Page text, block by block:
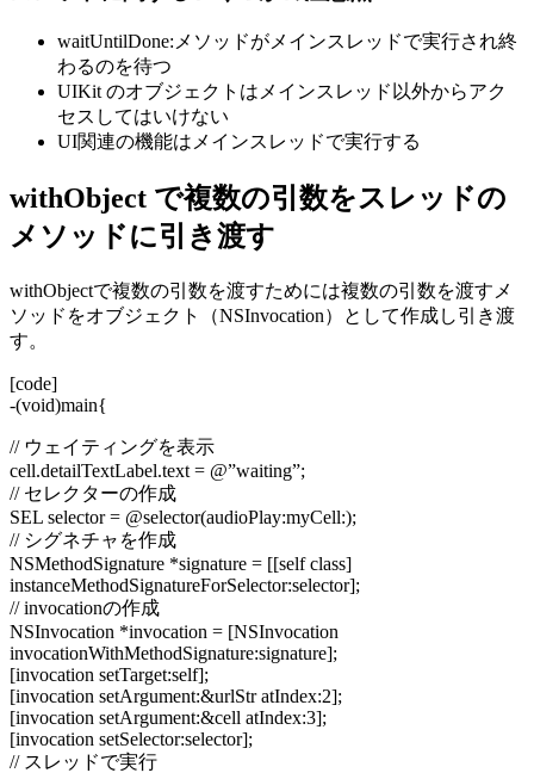
waitUntilDone:メソッドがメインスレッドで実行され終
わるのを待つ
UIKit のオブジェクトはメインスレッド以外からアク
セスしてはいけない
UI関連の機能はメインスレッドで実行する
withObject で複数の引数をスレッドの
メソッドに引き渡す
withObjectで複数の引数を渡すためには複数の引数を渡すメ
ソッドをオブジェクト（NSInvocation）として作成し引き渡
す。
[code]
-(void)main{
// ウェイティングを表示
cell.detailTextLabel.text = @”waiting”;
// セレクターの作成
SEL selector = @selector(audioPlay:myCell:);
// シグネチャを作成
NSMethodSignature *signature = [[self class]
instanceMethodSignatureForSelector:selector];
// invocationの作成
NSInvocation *invocation = [NSInvocation
invocationWithMethodSignature:signature];
[invocation setTarget:self];
[invocation setArgument:&urlStr atIndex:2];
[invocation setArgument:&cell atIndex:3];
[invocation setSelector:selector];
// スレッドで実行